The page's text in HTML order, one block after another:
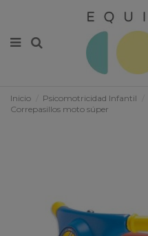
Inicio Psicomotricidad Infantil
Correpasillos moto súper